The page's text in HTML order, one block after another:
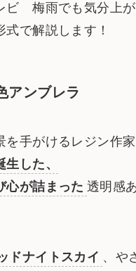
ビ 梅雨でも気分上が
式で解説します！
アンブレラ
を手がけるレジン作家
した、
心が詰まった 透明感
ドナイトスカイ 、や